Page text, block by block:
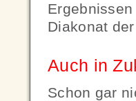
Diakonat
Auch in
Schon gar